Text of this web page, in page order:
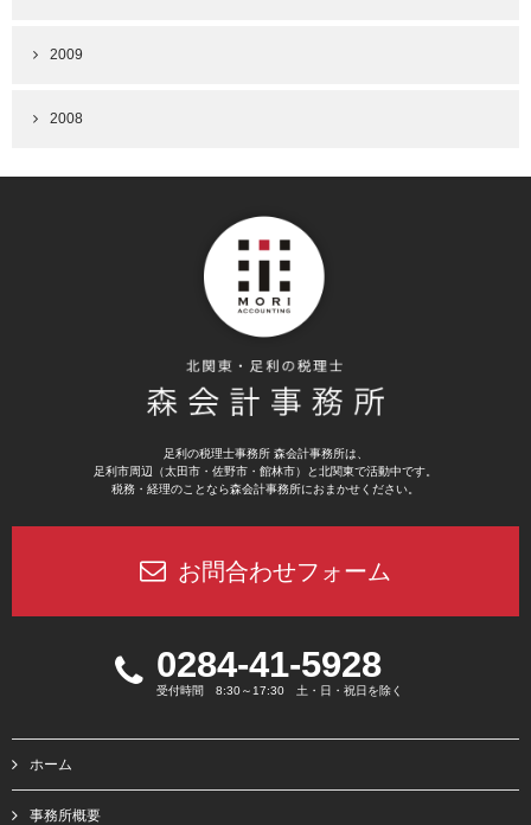
2009
2008
足利の税理士事務所 森会計事務所は、
足利市周辺（太田市・佐野市・館林市）と北関東で活動中です。
税務・経理のことなら森会計事務所におまかせください。
お問合わせフォーム
0284-41-5928
受付時間 8:30～17:30 土・日・祝日を除く
ホーム
事務所概要